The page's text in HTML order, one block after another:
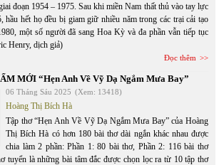
đoạn 1954 – 1975. Sau khi miền Nam thất thủ vào tay lực
hầu hết họ đều bị giam giữ nhiều năm trong các trại cải tạo
một số người đã sang Hoa Kỳ và đa phần vẫn tiếp tục
Henry, dịch giả)
Đọc thêm
MỚI “Hẹn Anh Về Vỹ Dạ Ngắm Mưa Bay”
06 Tháng Sáu 2025 (Xem: 13418)
Hoàng Thị Bích Hà
Tập thơ “Hẹn Anh Về Vỹ Dạ Ngắm Mưa Bay” của Hoàng
Thị Bích Hà có hơn 180 bài thơ dài ngắn khác nhau được
chia làm 2 phần: Phần 1: 80 bài thơ, Phần 2: 116 bài thơ
tuyển là những bài tâm đắc được chọn lọc ra từ 10 tập thơ